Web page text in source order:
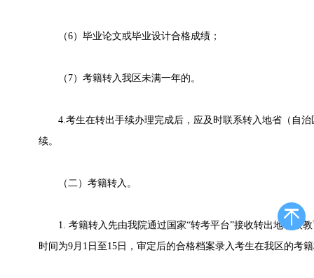
（6）毕业论文或毕业设计合格成绩；
（7）考籍转入我区未满一年的。
4.考生在转出手续办理完成后，应及时联系转入地省（自治
续。
（二）考籍转入。
1. 考籍转入先由我院通过国家“转考平台”接收转出地省级教
时间为9月1日至15日，审定后的合格档案录入考生在我区的考